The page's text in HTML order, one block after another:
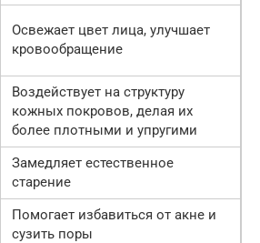
Освежает цвет лица, улучшает
кровообращение
Воздействует на структуру
кожных покровов, делая их
более плотными и упругими
Замедляет естественное
старение
Помогает избавиться от акне и
сузить поры